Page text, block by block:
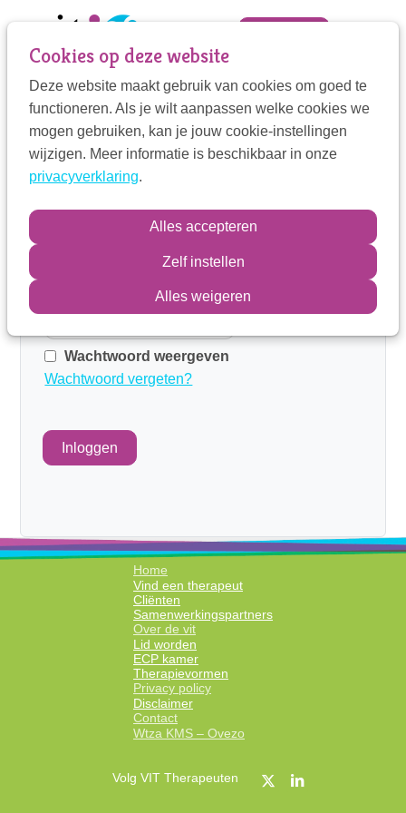
Cookies op deze website
Deze website maakt gebruik van cookies om goed te
functioneren. Als je wilt aanpassen welke cookies we
mogen gebruiken, kan je jouw cookie-instellingen
wijzigen. Meer informatie is beschikbaar in onze
privacyverklaring.
Alles accepteren
Zelf instellen
Alles weigeren
Jump
to
navigation
Jump
to
main
Mijn VIT Log in
Log in
E-mailadres
Wachtwoord weergeven
Wachtwoord vergeten?
Inloggen
Home
Vind een therapeut
Cliënten
Samenwerkingspartners
Over de vit
Lid worden
ECP kamer
Therapievormen
Privacy policy
Disclaimer
Contact
Wtza KMS – Ovezo
Volg VIT Therapeuten
Mijn VIT
Contactpersoon
Zoek
Inloggen